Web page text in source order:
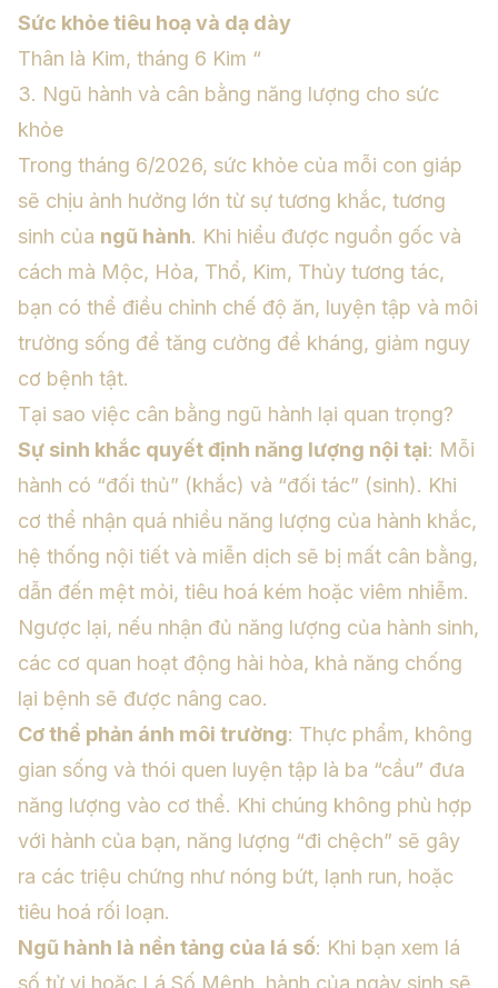
Sức khỏe tiêu hoạ và dạ dày
Thân là Kim, tháng 6 Kim “
3. Ngũ hành và cân bằng năng lượng cho sức
khỏe
Trong tháng 6/2026, sức khỏe của mỗi con giáp
sẽ chịu ảnh hưởng lớn từ sự tương khắc, tương
sinh của ngũ hành. Khi hiểu được nguồn gốc và
cách mà Mộc, Hỏa, Thổ, Kim, Thủy tương tác,
bạn có thể điều chỉnh chế độ ăn, luyện tập và môi
trường sống để tăng cường đề kháng, giảm nguy
cơ bệnh tật.
Tại sao việc cân bằng ngũ hành lại quan trọng?
Sự sinh khắc quyết định năng lượng nội tại: Mỗi
hành có “đối thủ” (khắc) và “đối tác” (sinh). Khi
cơ thể nhận quá nhiều năng lượng của hành khắc,
hệ thống nội tiết và miễn dịch sẽ bị mất cân bằng,
dẫn đến mệt mỏi, tiêu hoá kém hoặc viêm nhiễm.
Ngược lại, nếu nhận đủ năng lượng của hành sinh,
các cơ quan hoạt động hài hòa, khả năng chống
lại bệnh sẽ được nâng cao.
Cơ thể phản ánh môi trường: Thực phẩm, không
gian sống và thói quen luyện tập là ba “cầu” đưa
năng lượng vào cơ thể. Khi chúng không phù hợp
với hành của bạn, năng lượng “đi chệch” sẽ gây
ra các triệu chứng như nóng bứt, lạnh run, hoặc
tiêu hoá rối loạn.
Ngũ hành là nền tảng của lá số: Khi bạn xem lá
số tử vi hoặc Lá Số Mệnh, hành của ngày sinh sẽ